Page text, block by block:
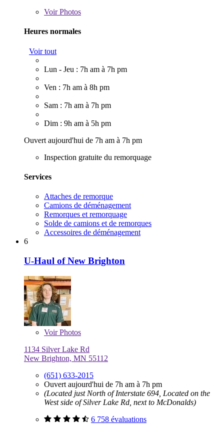
VoirPhotos
Heures normales
Voir tout
Lun - Jeu : 7h am à 7h pm
Ven : 7h am à 8h pm
Sam : 7h am à 7h pm
Dim : 9h am à 5h pm
Ouvert aujourd'hui de 7h am à 7h pm
Inspection gratuite du remorquage
Services
Attaches de remorque
Camions de déménagement
Remorques et remorquage
Solde de camions et de remorques
Accessoires de déménagement
6
U-Haul of New Brighton
VoirPhotos
1134 Silver Lake Rd
New Brighton, MN 55112
(651) 633-2015
Ouvert aujourd'hui de 7h am à 7h pm
(Located just North of Interstate 694, Located on the
West side of Silver Lake Rd, next to McDonalds)
6 758 évaluations